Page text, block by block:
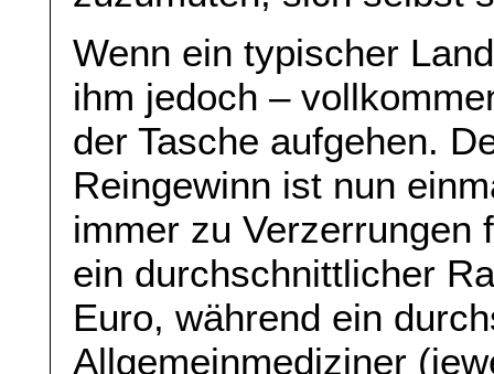
Wenn ein typischer
ihm jedoch –
der Tasche aufgehen.
Reingewinn ist nun
immer zu Verzerrungen
ein durchschnittlicher
Euro, während ein
Allgemeinmediziner